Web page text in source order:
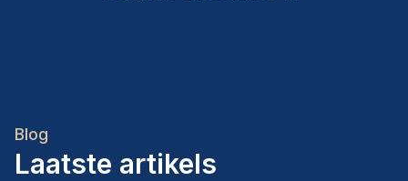
Blog
Laatste artikels